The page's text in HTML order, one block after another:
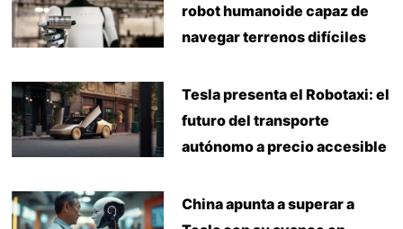
robot humanoide capaz de
navegar terrenos difíciles
Tesla presenta el Robotaxi: el
futuro del transporte
autónomo a precio accesible
China apunta a superar a